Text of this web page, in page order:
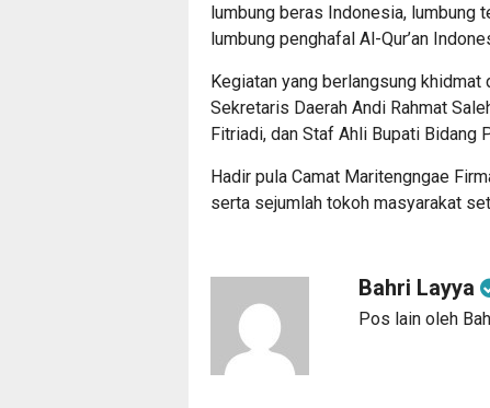
lumbung beras Indonesia, lumbung
lumbung penghafal Al-Qur’an
Kegiatan yang berlangsung
Sekretaris Daerah Andi Rahmat
Fitriadi, dan Staf Ahli Bupati Bidang
Hadir pula Camat Maritengngae
serta sejumlah tokoh masyarakat
Bahri Layya
Pos lain oleh